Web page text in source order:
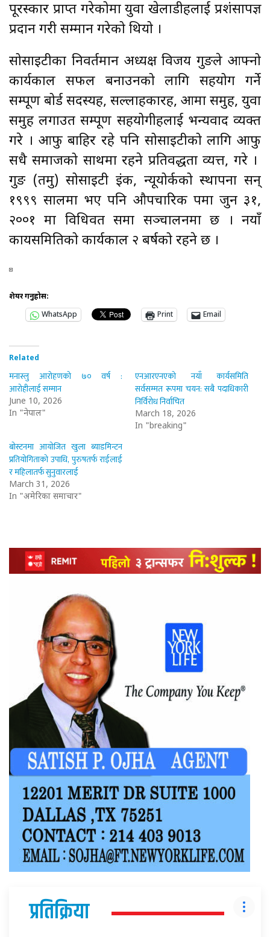
पूरस्कार प्राप्त गरेकोमा युवा खेलाडीहरुलाई प्रशंसापज्ञ
प्रदान गरी सम्मान गरेको थियो ।
सोसाइटीका निवर्तमान अध्यक्ष विजय गुरुङले आफ्नो
कार्यकाल सफल बनाउनको लागि सहयोग गर्ने
सम्पूण बोर्ड सदस्यहरु, सल्लाहकारहरु, आमा समुह, युवा
समुह लगाउत सम्पूण सहयोगीहरुलाई भन्यवाद व्यक्त
गरे । आफु बाहिर रहे पनि सोसाइटीको लागि आफु
सधै समाजको साथमा रहने प्रतिवद्धता व्यत्त, गरे ।
गुरुङ (तमु) सोसाइटी इंक, न्यूयोर्कको स्थापना सन्
१९९९ सालमा भए पनि औपचारिक रुपमा जुन ३१,
२००१ मा विधिवत रुसमा सञ्चालनमा छ । नयाँ
कायसमितिको कार्यकाल २ बर्षको रहने छ ।
शेयर गर्नुहोस:
WhatsApp
Print Email
Related
मनास्लु आरोहणको ७० वर्ष :
आरोहीलाई सम्मान
June 10, 2026
In "नेपाल"
एनआरएनएको नयाँ कार्यसमिति
सर्वसम्मत रूपमा चयन: सबै पदाधिकारी
निर्विरोध निर्वाचित
March 18, 2026
In "breaking"
बोस्टनमा आयोजित खुला ब्याडमिन्टन
प्रतियोगिताको उपाधि, पुरुषतर्फ राईलाई
र महिलातर्फ सुनुवारलाई
March 31, 2026
In "अमेरिका समाचार"
प्रतिक्रिया